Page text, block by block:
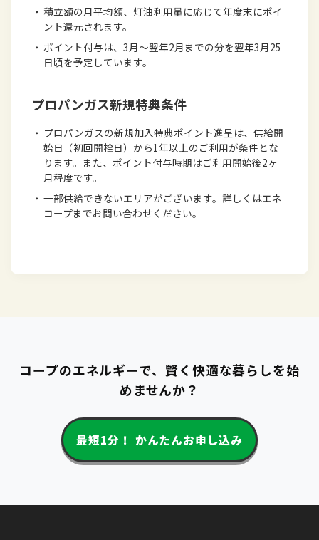
・ 積立額の月平均額、灯油利用量に応じて年度末にポイ
ント還元されます。
・ ポイント付与は、3月～翌年2月までの分を翌年3月25
日頃を予定しています。
プロパンガス新規特典条件
・ プロパンガスの新規加入特典ポイント進呈は、供給開
始日（初回開栓日）から1年以上のご利用が条件とな
ります。また、ポイント付与時期はご利用開始後2ヶ
月程度です。
・ 一部供給できないエリアがございます。詳しくはエネ
コープまでお問い合わせください。
コープのエネルギーで、賢く快適な暮らしを始
めませんか？
最短1分！ かんたんお申し込み